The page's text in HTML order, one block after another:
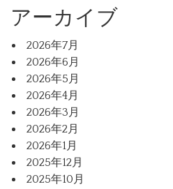
アーカイブ
2026年7月
2026年6月
2026年5月
2026年4月
2026年3月
2026年2月
2026年1月
2025年12月
2025年10月